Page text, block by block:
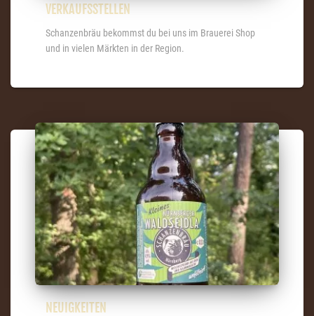
VERKAUFSSTELLEN
Schanzenbräu bekommst du bei uns im Brauerei Shop
und in vielen Märkten in der Region.
NEUIGKEITEN